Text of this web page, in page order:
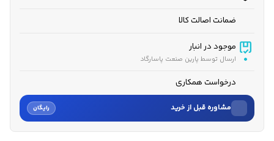
ضمانت اصالت کالا
موجود در انبار
ارسال توسط پارین صنعت پاسارگاد
درخواست همکاری
مشاوره قبل از خرید رایگان
نام